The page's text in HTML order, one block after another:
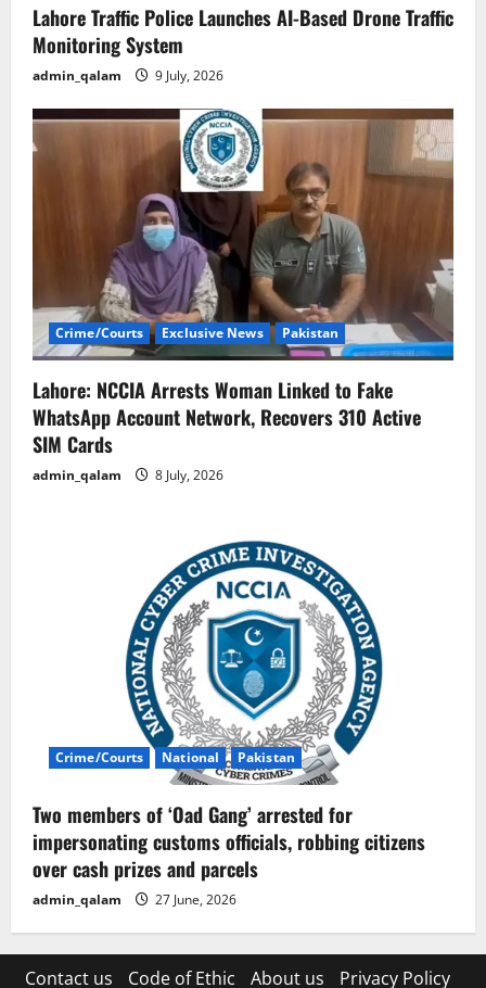
Lahore Traffic Police Launches AI-Based Drone Traffic
Monitoring System
admin_qalam 9 July, 2026
Crime/Courts Exclusive News Pakistan
Lahore: NCCIA Arrests Woman Linked to Fake
WhatsApp Account Network, Recovers 310 Active
SIM Cards
admin_qalam 8 July, 2026
Crime/Courts National Pakistan
Two members of ‘Oad Gang’ arrested for
impersonating customs officials, robbing citizens
over cash prizes and parcels
admin_qalam 27 June, 2026
Contact us Code of Ethic About us Privacy Policy